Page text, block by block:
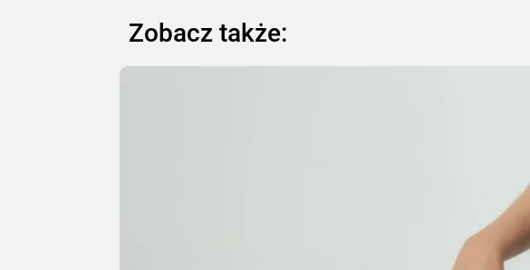
Zobacz także: